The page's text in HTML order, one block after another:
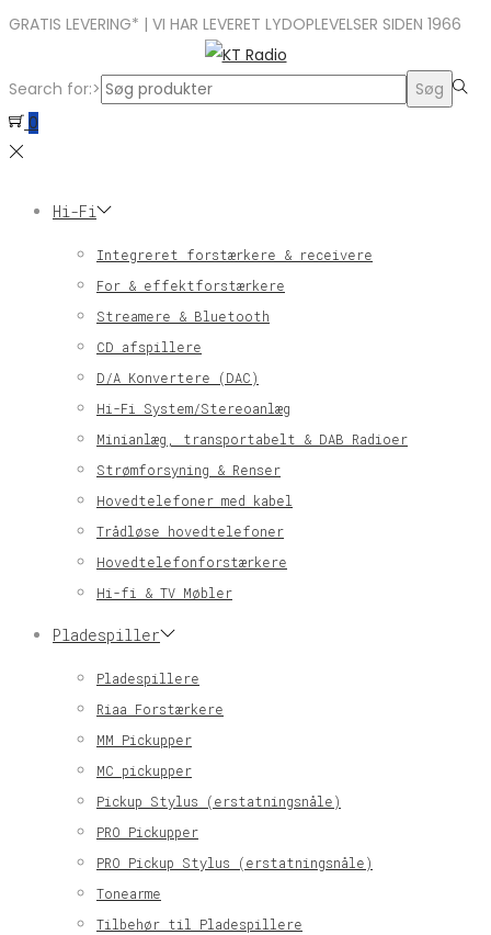
GRATIS LEVERING* | VI HAR LEVERET LYDOPLEVELSER SIDEN 1966
Search for:>
Søg
0
Hi-Fi
Integreret forstærkere & receivere
For & effektforstærkere
Streamere & Bluetooth
CD afspillere
D/A Konvertere (DAC)
Hi-Fi System/Stereoanlæg
Minianlæg, transportabelt & DAB Radioer
Strømforsyning & Renser
Hovedtelefoner med kabel
Trådløse hovedtelefoner
Hovedtelefonforstærkere
Hi-fi & TV Møbler
Pladespiller
Pladespillere
Riaa Forstærkere
MM Pickupper
MC pickupper
Pickup Stylus (erstatningsnåle)
PRO Pickupper
PRO Pickup Stylus (erstatningsnåle)
Tonearme
Tilbehør til Pladespillere